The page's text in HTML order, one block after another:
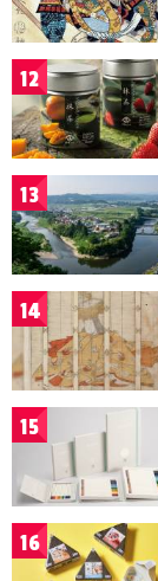
12
13
14
15
16